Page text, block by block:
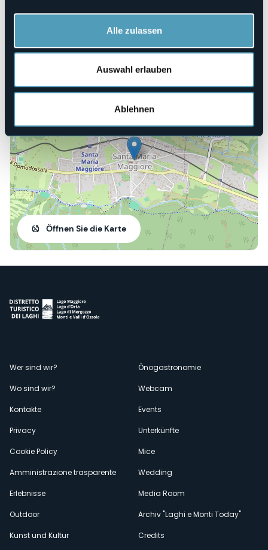
Alle zulassen
Auswahl erlauben
Ablehnen
mercatini@santamariamaggiore.info
Piazza Risorgimento
28857 - Santa Maria Maggiore (VB)
Öffnen Sie die Karte
Menù
secondario
Wer sind wir?
Wo sind wir?
Kontakte
Privacy
Cookie Policy
Amministrazione trasparente
Erlebnisse
Outdoor
Kunst und Kultur
Önogastronomie
Webcam
Events
Unterkünfte
Mice
Wedding
Media Room
Archiv "Laghi e Monti Today"
Credits